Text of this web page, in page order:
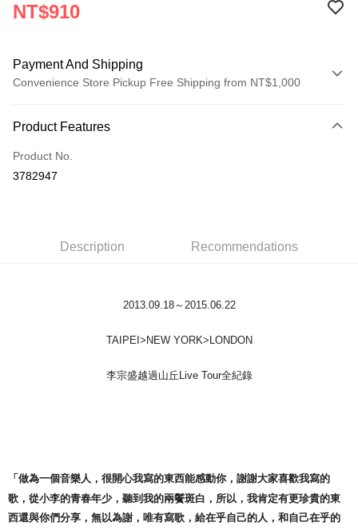
NT$910
Payment And Shipping
Convenience Store Pickup Free Shipping from NT$1,000
Credit Card (Full Payment)
Convenience Store Pickup and Pay
Easy Wallet
NT$65/order | Free shipping on orders of NT$1,000 or more
7-11取貨付款
NT$65/order | Free shipping on orders of NT$1,000 or more
Product Features
Product No.
3782947
Description Recommendations
2013.09.18～2015.06.22
TAIPEI>NEW YORK>LONDON
李宗盛越過山丘Live Tour全紀錄
「做為一個音樂人，很開心我寫的東西能感動你，謝謝大家喜歡我寫的
歌，從小李的青春年少，聽到我的兩鬢斑白，所以，我肯定有更珍貴的東
西還與你們分享，無以為謝，唯有寫歌，給在乎自己的人，和自己在乎的